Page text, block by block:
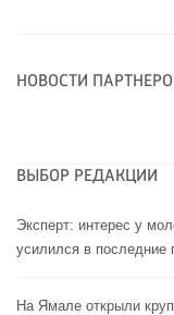
НОВОСТИ
ВЫБОР РЕДАКЦИИ
Эксперт: интерес у
усилился в последние
На Ямале открыли